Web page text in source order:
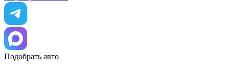
Подобрать авто